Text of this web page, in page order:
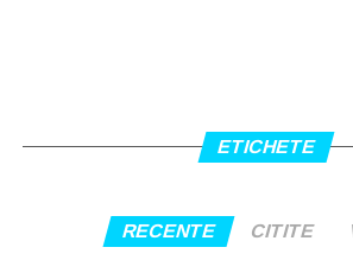
ETICHETE
RECENTE CITITE